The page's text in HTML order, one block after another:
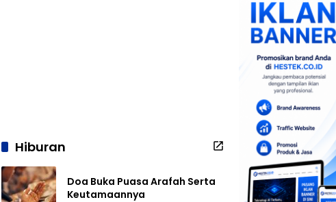
Hiburan
Doa Buka Puasa Arafah Serta
Keutamaannya